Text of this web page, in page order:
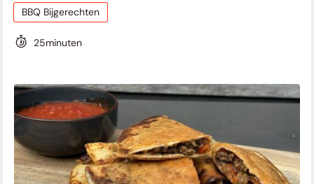
BBQ Bijgerechten
25minuten